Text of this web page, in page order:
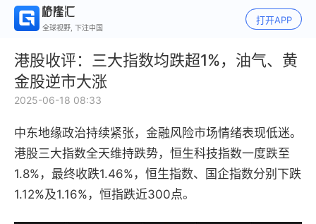
全球视野, 下注中国
打开APP
港股收评：三大指数均跌超1%，油气、黄
金股逆市大涨
2025-06-18 08:33
中东地缘政治持续紧张，金融风险市场情绪表现低迷。
港股三大指数全天维持跌势，恒生科技指数一度跌至
1.8%，最终收跌1.46%，恒生指数、国企指数分别下跌
1.12%及1.16%，恒指跌近300点。